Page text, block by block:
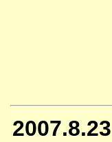
2007.8.23